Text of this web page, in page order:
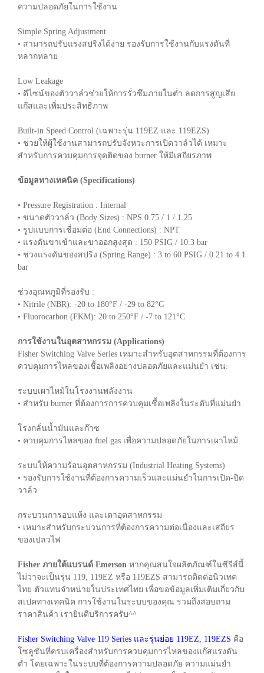
ความปลอดภัยในการใช้งาน
Simple Spring Adjustment
• สามารถปรับแรงสปริงได้ง่าย รองรับการใช้งานกับแรงดันที่
หลากหลาย
Low Leakage
• ดีไซน์ของตัววาล์วช่วยให้การรั่วซึมภายในต่ำ ลดการสูญเสีย
แก๊สและเพิ่มประสิทธิภาพ
Built-in Speed Control (เฉพาะรุ่น 119EZ และ 119EZS)
• ช่วยให้ผู้ใช้งานสามารถปรับจังหวะการเปิดวาล์วได้ เหมาะ
สำหรับการควบคุมการจุดติดของ burner ให้มีเสถียรภาพ
ข้อมูลทางเทคนิค (Specifications)
• Pressure Registration : Internal
• ขนาดตัววาล์ว (Body Sizes) : NPS 0.75 / 1 / 1.25
• รูปแบบการเชื่อมต่อ (End Connections) : NPT
• แรงดันขาเข้าและขาออกสูงสุด : 150 PSIG / 10.3 bar
• ช่วงแรงดันของสปริง (Spring Range) : 3 to 60 PSIG / 0.21 to 4.1
bar
ช่วงอุณหภูมิที่รองรับ :
• Nitrile (NBR): -20 to 180°F / -29 to 82°C
• Fluorocarbon (FKM): 20 to 250°F / -7 to 121°C
การใช้งานในอุตสาหกรรม (Applications)
Fisher Switching Valve Series เหมาะสำหรับอุตสาหกรรมที่ต้องการ
ควบคุมการไหลของเชื้อเพลิงอย่างปลอดภัยและแม่นยำ เช่น:
ระบบเผาไหม้ในโรงงานพลังงาน
• สำหรับ burner ที่ต้องการการควบคุมเชื้อเพลิงในระดับที่แม่นยำ
โรงกลั่นน้ำมันและก๊าซ
• ควบคุมการไหลของ fuel gas เพื่อความปลอดภัยในการเผาไหม้
ระบบให้ความร้อนอุตสาหกรรม (Industrial Heating Systems)
• รองรับการใช้งานที่ต้องการความเร็วและแม่นยำในการเปิด-ปิด
วาล์ว
กระบวนการอบแห้ง และเตาอุตสาหกรรม
• เหมาะสำหรับกระบวนการที่ต้องการความต่อเนื่องและเสถียร
ของเปลวไฟ
Fisher ภายใต้แบรนด์ Emerson หากคุณสนใจผลิตภัณฑ์ในซีรีส์นี้
ไม่ว่าจะเป็นรุ่น 119, 119EZ หรือ 119EZS สามารถติดต่อนิวเทค
ไทย ตัวแทนจำหน่ายในประเทศไทย เพื่อขอข้อมูลเพิ่มเติมเกี่ยวกับ
สเปคทางเทคนิค การใช้งานในระบบของคุณ รวมถึงสอบถาม
ราคาสินค้า เรายินดีบริการครับ^^
Fisher Switching Valve 119 Series และรุ่นย่อย 119EZ, 119EZS คือ
โซลูชันที่ครบเครื่องสำหรับการควบคุมการไหลของแก๊สแรงดัน
ต่ำ โดยเฉพาะในระบบที่ต้องการความปลอดภัย ความแม่นยำ